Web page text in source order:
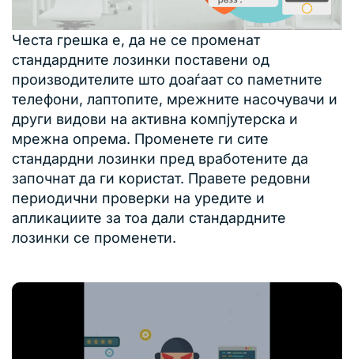
Честа грешка е, да не се променат
стандардните лозинки поставени од
производителите што доаѓаат со паметните
телефони, лаптопите, мрежните насочувачи и
други видови на активна компјутерска и
мрежна опрема. Променете ги сите
стандардни лозинки пред вработените да
започнат да ги користат. Правете редовни
периодични проверки на уредите и
апликациите за тоа дали стандардните
лозинки се променети.